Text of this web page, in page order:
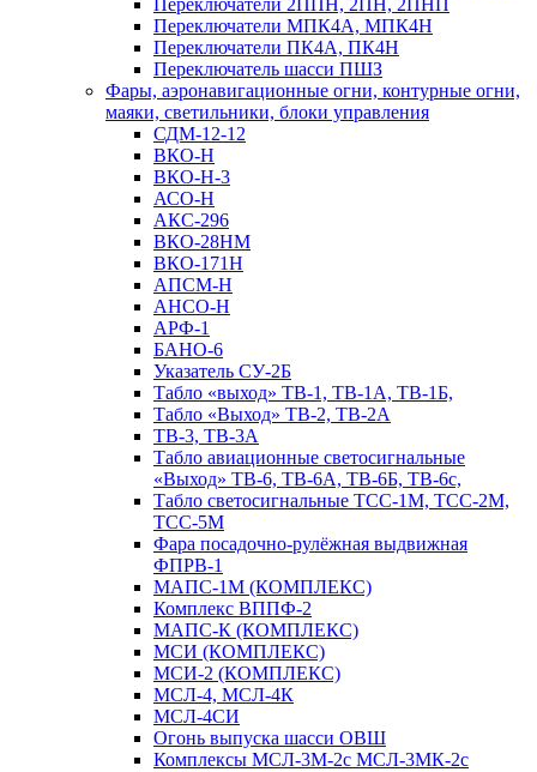
Переключатели 2ППН, 2ПН, 2ПНП
Переключатели МПК4А, МПК4Н
Переключатели ПК4А, ПК4Н
Переключатель шасси ПШЗ
Фары, аэронавигационные огни, контyрные огни,
маяки, светильники, блоки управления
СДМ-12-12
ВКО-Н
ВКО-Н-3
АСО-Н
АКС-296
ВКО-28НМ
ВКО-171Н
АПСМ-Н
АНСО-Н
АРФ-1
БАНО-6
Указатель СУ-2Б
Табло «выход» ТВ-1, ТВ-1А, ТВ-1Б,
Табло «Выход» ТВ-2, ТВ-2А
ТВ-3, ТВ-3А
Табло авиационные светосигнальные
«Выход» ТВ-6, ТВ-6А, ТВ-6Б, ТВ-6с,
Табло светосигнальные ТСС-1М, ТСС-2М,
ТСС-5М
Фара посадочно-рулёжная выдвижная
ФПРВ-1
МАПС-1М (КОМПЛЕКС)
Комплекс ВППФ-2
МАПС-К (КОМПЛЕКС)
МСИ (КОМПЛЕКС)
МСИ-2 (КОМПЛЕКС)
МСЛ-4, МСЛ-4К
МСЛ-4СИ
Огонь выпуска шасси ОВШ
Комплексы МСЛ-3М-2с МСЛ-3МК-2с